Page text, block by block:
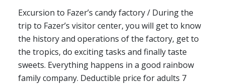
Excursion to Fazer’s candy factory / During the
trip to Fazer’s visitor center, you will get to know
the history and operations of the factory, get to
the tropics, do exciting tasks and finally taste
sweets. Everything happens in a good rainbow
family company. Deductible price for adults 7